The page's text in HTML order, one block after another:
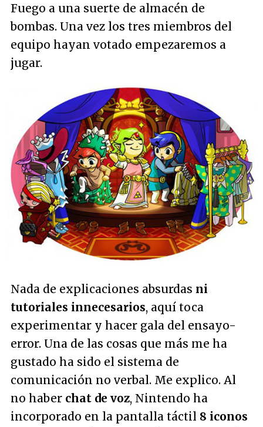
Fuego a una suerte de almacén de
bombas. Una vez los tres miembros del
equipo hayan votado empezaremos a
jugar.
Nada de explicaciones absurdas ni
tutoriales innecesarios, aquí toca
experimentar y hacer gala del ensayo-
error. Una de las cosas que más me ha
gustado ha sido el sistema de
comunicación no verbal. Me explico. Al
no haber chat de voz, Nintendo ha
incorporado en la pantalla táctil 8 iconos